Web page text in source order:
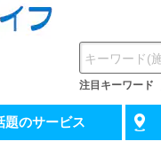
注目キーワード
題のサービス